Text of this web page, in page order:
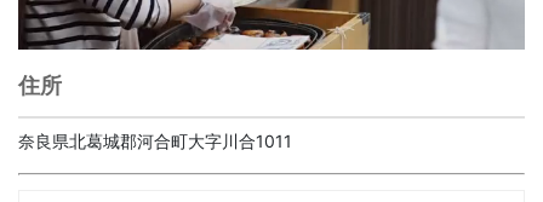
住所
奈良県北葛城郡河合町大字川合1011